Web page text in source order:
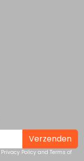
Verzenden
Privacy Policy and Terms of